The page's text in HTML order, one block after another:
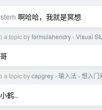
啊哈哈，我就是冥想
a topic byformulahendry › Visual
a topic bycapgrey › 输入法 › 想入门
鹤..